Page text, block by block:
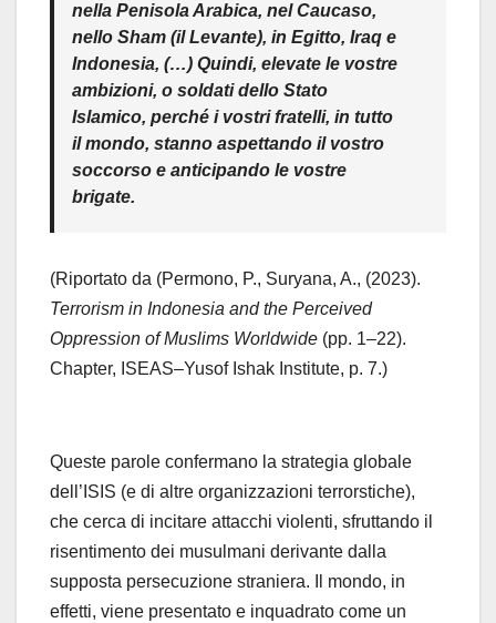
nella Penisola Arabica, nel Caucaso,
nello Sham (il Levante), in Egitto, Iraq e
Indonesia, (…) Quindi, elevate le vostre
ambizioni, o soldati dello Stato
Islamico, perché i vostri fratelli, in tutto
il mondo, stanno aspettando il vostro
soccorso e anticipando le vostre
brigate.
(Riportato da (Permono, P., Suryana, A., (2023).
Terrorism in Indonesia and the Perceived
Oppression of Muslims Worldwide (pp. 1–22).
Chapter, ISEAS–Yusof Ishak Institute, p. 7.)
Queste parole confermano la strategia globale
dell’ISIS (e di altre organizzazioni terrorstiche),
che cerca di incitare attacchi violenti, sfruttando il
risentimento dei musulmani derivante dalla
supposta persecuzione straniera. Il mondo, in
effetti, viene presentato e inquadrato come un